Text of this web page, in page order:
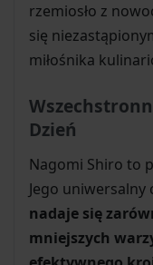
rzemiosło z
się
miłośnika
Dzień
Nagomi Shiro to
Jego
nadaje się
mniejszych